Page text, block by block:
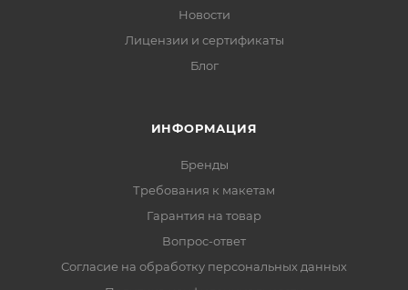
Новости
Лицензии и сертификаты
Блог
ИНФОРМАЦИЯ
Бренды
Требования к макетам
Гарантия на товар
Вопрос-ответ
Согласие на обработку персональных данных